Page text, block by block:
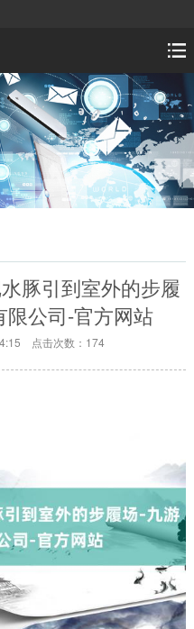
豚引到室外的步履
限公司-官方网站
点击次数：174